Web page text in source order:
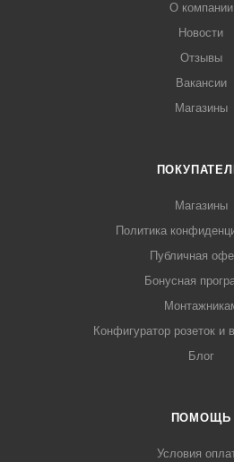
О компании
Новости
Отзывы
Вакансии
Магазины
Магазины
Политика
Публичная
Бонусная
Конфигуратор розеток и
Блог
ПОМОЩЬ
Условия